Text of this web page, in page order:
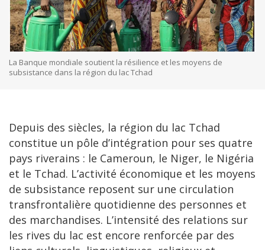
La Banque mondiale soutient la résilience et les moyens de
subsistance dans la région du lac Tchad
Depuis des siècles, la région du lac Tchad
constitue un pôle d’intégration pour ses quatre
pays riverains : le Cameroun, le Niger, le Nigéria
et le Tchad. L’activité économique et les moyens
de subsistance reposent sur une circulation
transfrontalière quotidienne des personnes et
des marchandises. L’intensité des relations sur
les rives du lac est encore renforcée par des